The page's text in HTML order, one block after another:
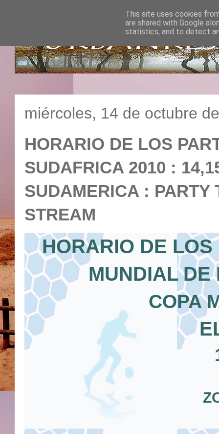
miércoles, 14 de octubre
HORARIO DE LOS
SUDAFRICA 2010 :
SUDAMERICA : PARTY
STREAM
HORARIO DE
MUNDIAL DE
COPA
This site uses cookies
are shared with Google
statistics, and to detect